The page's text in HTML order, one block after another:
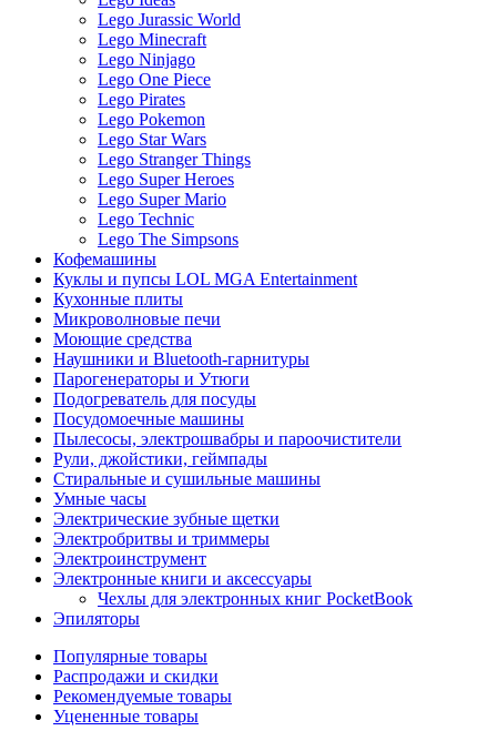
Lego Jurassic World
Lego Minecraft
Lego Ninjago
Lego One Piece
Lego Pirates
Lego Pokemon
Lego Star Wars
Lego Stranger Things
Lego Super Heroes
Lego Super Mario
Lego Technic
Lego The Simpsons
Кофемашины
Куклы и пупсы LOL MGA Entertainment
Кухонные плиты
Микроволновые печи
Моющие средства
Наушники и Bluetooth-гарнитуры
Парогенераторы и Утюги
Подогреватель для посуды
Посудомоечные машины
Пылесосы, электрошвабры и пароочистители
Рули, джойстики, геймпады
Стиральные и сушильные машины
Умные часы
Электрические зубные щетки
Электробритвы и триммеры
Электроинструмент
Электронные книги и аксессуары
Чехлы для электронных книг PocketBook
Эпиляторы
Популярные товары
Распродажи и скидки
Рекомендуемые товары
Уцененные товары